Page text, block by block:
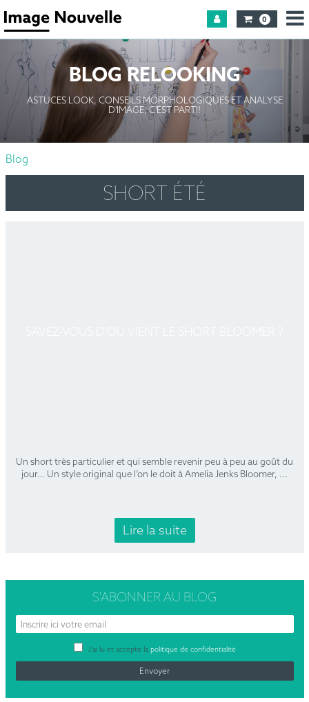
0
BLOG RELOOKING
ASTUCES LOOK, CONSEILS MORPHOLOGIQUES ET ANALYSE
D'IMAGE, C'EST PARTI!
Blog
SHORT ÉTÉ
Un short très particulier et qui semble revenir peu à peu au goût du
jour… Un style original que l’on le doit à Amelia Jenks Bloomer, ...
Lire la suite
S’ABONNERAU BLOG
J’ai lu et accepte la politique de confidentialité